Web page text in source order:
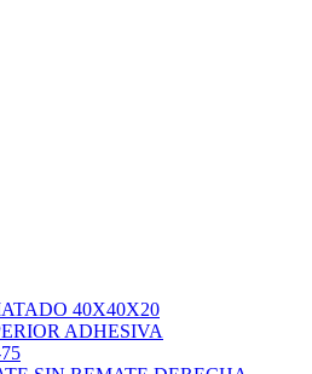
40X40X20
ADHESIVA